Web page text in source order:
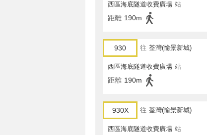
西區海底隧道收費廣場 站
距離 190m
930 往 荃灣(愉景新城)
西區海底隧道收費廣場 站
距離 190m
930X 往 荃灣(愉景新城)
西區海底隧道收費廣場 站